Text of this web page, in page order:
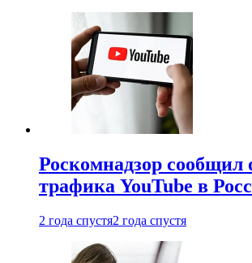
Роскомнадзор сообщил
трафика YouTube в
2 года спустя2 года спустя